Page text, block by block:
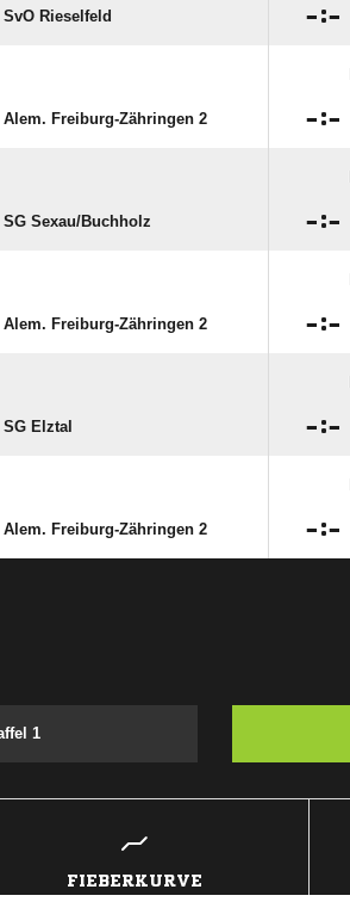
SvO Rieselfeld :
Alem. Freiburg-Zähringen 2 :
SG Sexau/​Buchholz :
Alem. Freiburg-Zähringen 2 :
SG Elztal :
Alem. Freiburg-Zähringen 2 :
1
FIEBERKURVE